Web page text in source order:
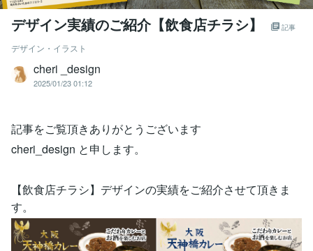
デザイン実績のご紹介【飲食店チラシ】 記事
デザイン・イラスト
cheri _design
2025/01/23 01:12
記事をご覧頂きありがとうございます
cheri_design と申します。
【飲食店チラシ】デザインの実績をご紹介させて頂きま
す。